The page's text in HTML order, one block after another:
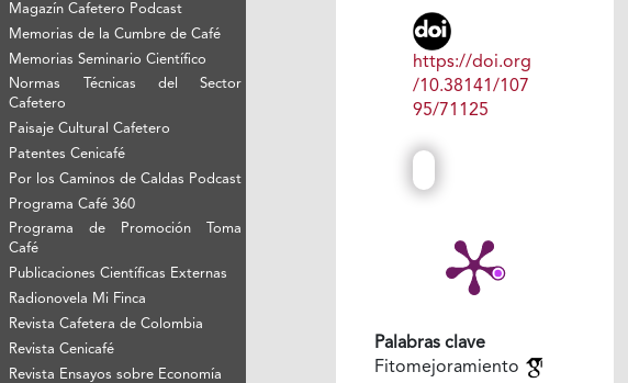
Magazín Cafetero Podcast
Memorias de la Cumbre de Café
Memorias Seminario Científico
Normas Técnicas del Sector
Cafetero
Paisaje Cultural Cafetero
Patentes Cenicafé
Por los Caminos de Caldas Podcast
Programa Café 360
Programa de Promoción Toma
Café
Publicaciones Científicas Externas
Radionovela Mi Finca
Revista Cafetera de Colombia
Revista Cenicafé
Revista Ensayos sobre Economía
https://doi.org
/10.38141/107
95/71125
Palabras clave
Fitomejoramiento